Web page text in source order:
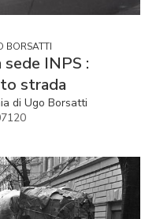
BORSATTI
INPS :
strada
di Ugo Borsatti